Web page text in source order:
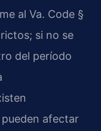
al Va. Code §
si no se
del período
afectar